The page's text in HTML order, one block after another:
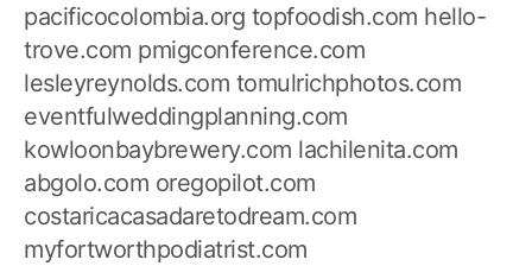
pacificocolombia.org topfoodish.com hello-
trove.com pmigconference.com
lesleyreynolds.com tomulrichphotos.com
eventfulweddingplanning.com
kowloonbaybrewery.com lachilenita.com
abgolo.com oregopilot.com
costaricacasadaretodream.com
myfortworthpodiatrist.com